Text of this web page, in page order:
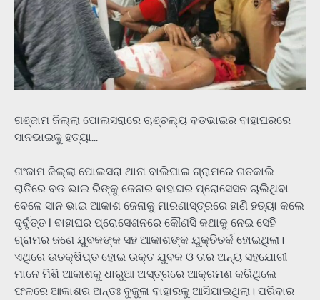
ଗଞ୍ଜାମ ଜିଲ୍ଲା ପୋଲସରାରେ ଚାଞ୍ଚଲ୍ୟ ବଡଭାଇର ବାହାଘରରେ
ସାନଭାଇକୁ ହତ୍ୟା…
ଗଂଜାମ ଜିଲ୍ଲା ପୋଲସରା ଥାନା ବାଲିଘାଇ ଗ୍ରାମରେ ଗତକାଲି
ରାତିରେ ବଡ ଭାଇ ରିଙ୍କୁ ଜେନାର ବାହାଘର ପ୍ରୋସେସନ ଚାଲିଥିବା
ବେଳେ ସାନ ଭାଇ ଆକାଶ ଜେନାକୁ ମାରଣାସ୍ତ୍ରରେ ହାଣି ହତ୍ୟା କଲେ
ଦୃର୍ବୁତ୍ତ l ବାହାଘର ପ୍ରୋସେଶନରେ କୌଣସି କଥାକୁ ନେଇ ସେହି
ଗ୍ରାମର ଜଣେ ଯୁବକଙ୍କ ସହ ଆକାଶଙ୍କ ଯୁକ୍ତିତର୍କ ହୋଇଥିଲା।
ଏଥିରେ ଉତକ୍ଷିପ୍ତ ହୋଇ ଉକ୍ତ ଯୁବକ ଓ ତାର ଅନ୍ୟ ସହଯୋଗୀ
ମାନେ ମିଶି ଆକାଶକୁ ଧାରୁଆ ଅସ୍ତ୍ରରେ ଆକ୍ରମଣ କରିଥିଲେ
ଫଳରେ ଆକାଶର ଅନ୍ତଃ ବୁଜୁଳା ବାହାରକୁ ଆସିଯାଇଥିଲା। ପରିବାର